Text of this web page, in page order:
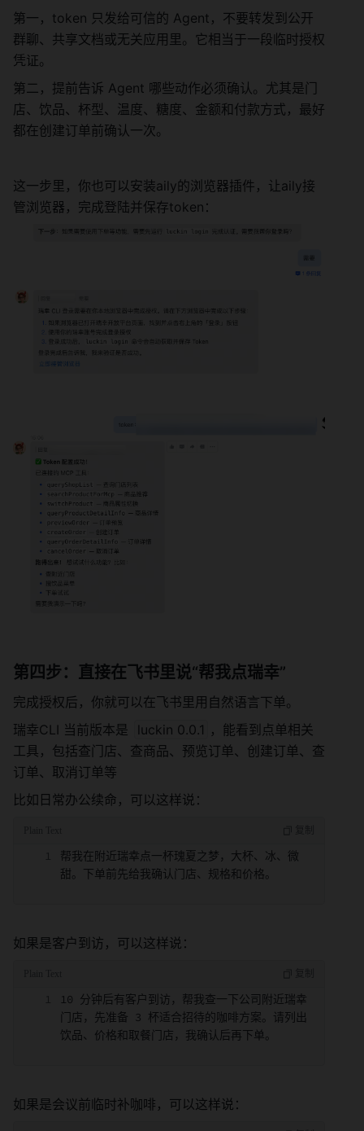
第一，token 只发给可信的 Agent，不要转发到公开
群聊、共享文档或无关应用里。它相当于一段临时授权
凭证。
第二，提前告诉 Agent 哪些动作必须确认。尤其是门
店、饮品、杯型、温度、糖度、金额和付款方式，最好
都在创建订单前确认一次。
这一步里，你也可以安装aily的浏览器插件，让aily接
管浏览器，完成登陆并保存token：
第四步：直接在飞书里说“帮我点瑞幸”
完成授权后，你就可以在飞书里用自然语言下单。
瑞幸CLI 当前版本是
luckin 0.0.1 ，能看到点单相关
工具，包括查门店、查商品、预览订单、创建订单、查
订单、取消订单等
比如日常办公续命，可以这样说：
帮我在附近瑞幸点一杯瑰夏之梦，大杯、冰、微
甜。下单前先给我确认门店、规格和价格。
如果是客户到访，可以这样说：
10 分钟后有客户到访，帮我查一下公司附近瑞幸
门店，先准备 3 杯适合招待的咖啡方案。请列出
饮品、价格和取餐门店，我确认后再下单。
如果是会议前临时补咖啡，可以这样说：